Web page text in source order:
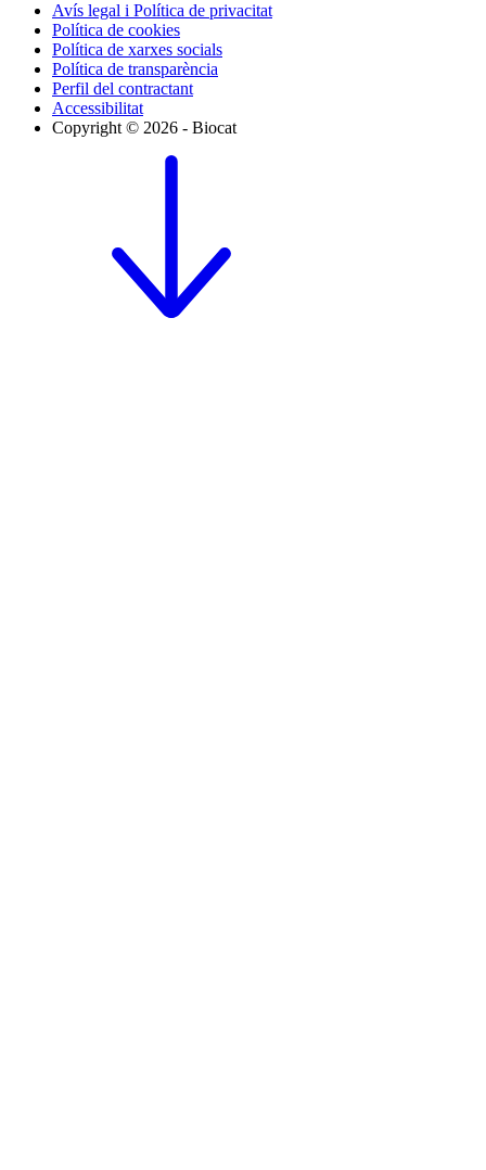
Avís legal i Política de privacitat
Política de cookies
Política de xarxes socials
Política de transparència
Perfil del contractant
Accessibilitat
Copyright © 2026 - Biocat